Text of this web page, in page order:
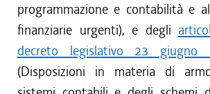
programmazione e contabilità e
finanziarie urgenti), e degli
decreto legislativo 23
(Disposizioni in materia di